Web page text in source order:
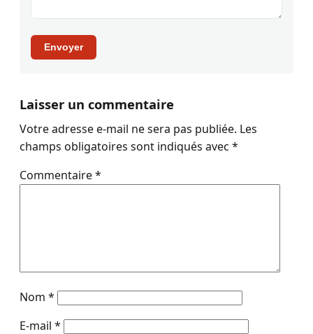
Envoyer
Laisser un commentaire
Votre adresse e-mail ne sera pas publiée. Les
champs obligatoires sont indiqués avec *
Commentaire*
Nom *
E-mail *